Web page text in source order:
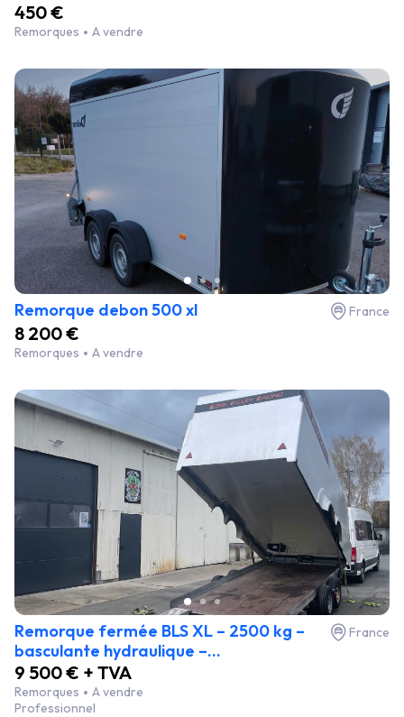
450 €
Remorques A vendre
Remorque debon 500 xl France
8 200 €
Remorques A vendre
Remorque fermée BLS XL – 2500 kg –
basculante hydraulique –...
France
9 500 € + TVA
Remorques
A vendre
Professionnel